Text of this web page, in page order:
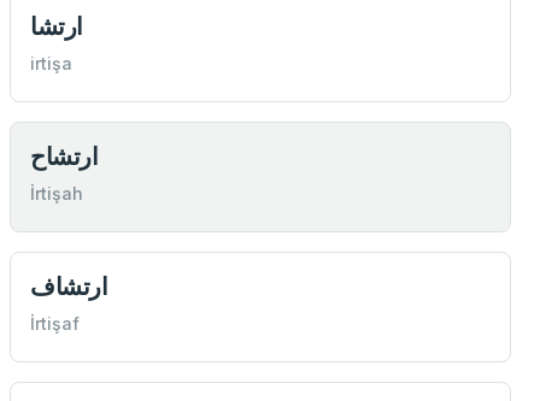
ارتشا
irtişa
ارتشاح
İrtişah
ارتشاف
İrtişaf